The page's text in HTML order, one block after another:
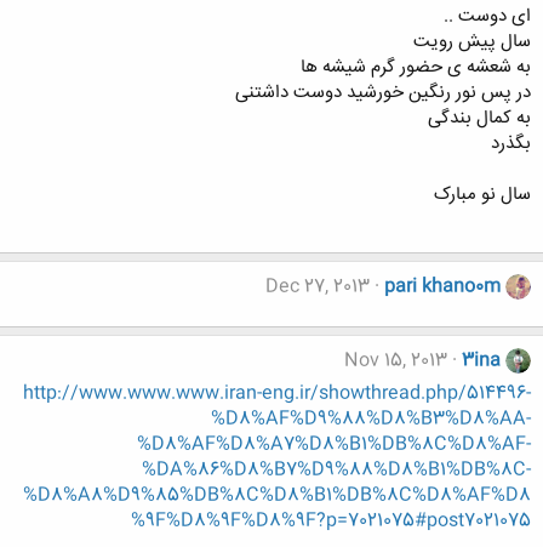
ای دوست ..
سال پیش رویت
به شعشه ی حضور گرم شیشه ها
در پس نور رنگین خورشید دوست داشتنی
به کمال بندگی
بگذرد
سال نو مبارک
pari khano0m
Dec 27, 2013
3ina
Nov 15, 2013
http://www.www.www.iran-eng.ir/showthread.php/514496-
%D8%AF%D9%88%D8%B3%D8%AA-
%D8%AF%D8%A7%D8%B1%DB%8C%D8%AF-
%DA%86%D8%B7%D9%88%D8%B1%DB%8C-
%D8%A8%D9%85%DB%8C%D8%B1%DB%8C%D8%AF%D8
%9F%D8%9F%D8%9F?p=7021075#post7021075